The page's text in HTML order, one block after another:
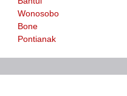
Wonosobo
Bone
Pontianak